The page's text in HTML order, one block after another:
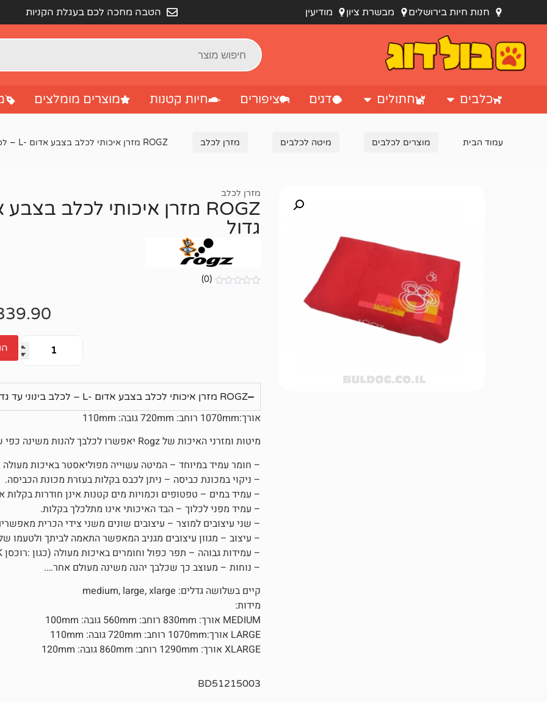
חנות חיות בירושלים מבשרת ציון מודיעין הטבה מחכה לכם בעגלת הקניות
כלבים חתולים דגים ציפורים חיות קטנות מוצרים מומלצים
עמוד הבית מוצרים לכלבים מיטה לכלבים מזרן לכלב ROGZ מזרן איכותי לכלב בצבע אדום -L – לכלב בינוני עד גדול
מזרן לכלב
גדול
(0)
ROGZ מזרן איכותי לכלב בצבע אדום -L – לכלב בינוני עד גדול
אורך:1070mm רוחב: 720mm גובה: 110mm
מיטות ומזרני האיכות של Rogz יאפשרו לכלבך להנות משינה כפי שלא נהנה מעולם!!!
– חומר עמיד במיוחד – המיטה עשוייה מפוליאסטר באיכות
– ניקוי במכונת כביסה – ניתן לכבס בקלות בעזרת מכונת הכביסה.
– עמיד במים – טפטופים וכמויות מים קטנות אינן חודרות בקלות
– עמיד מפני לכלוך – הבד האיכותי אינו מתלכלך בקלות.
– שני עיצובים למוצר – עיצובים שונים משני צידי הכרית
– עיצוב – מגוון עיצובים מגניב המאפשר התאמה לביתך ולטעמו
– עמידות גבוהה – תפר כפול וחומרים באיכות מעולה (כגון :רוכסן YKK) הינם הגורם לעמידות לאורך זמן.
– נוחות – מעוצב כך שכלבך יהנה משינה מעולם אחר….
קיים בשלושה גדלים: medium, large, xlarge
מידות:
MEDIUM אורך: 830mm רוחב: 560mm גובה: 100mm
LARGE אורך:1070mm רוחב: 720mm גובה: 110mm
XLARGE אורך: 1290mm רוחב: 860mm גובה: 120mm
BD51215003